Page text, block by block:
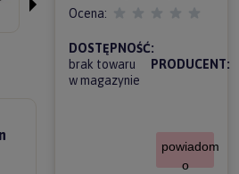
Ocena:
DOSTĘPNOŚĆ:
brak towaru
w magazynie
PRODUCENT:
powiadom
o